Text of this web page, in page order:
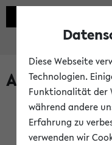
Archivierte
Anglistik: British
(Einschreibung bis
Diese Webseite
Technologien.
Funktionalität der
während andere
Erfahrung zu
verwenden wir